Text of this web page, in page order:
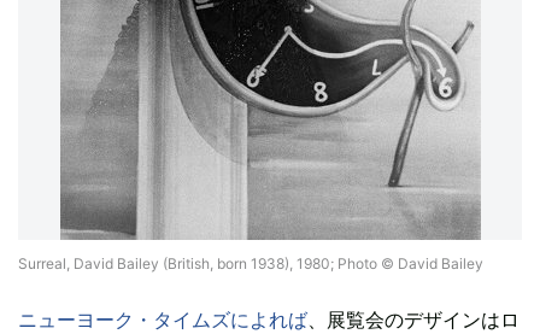
Surreal, David Bailey (British, born 1938), 1980; Photo © David Bailey
ニューヨーク・タイムズによれば 、展覧会のデザインはロ